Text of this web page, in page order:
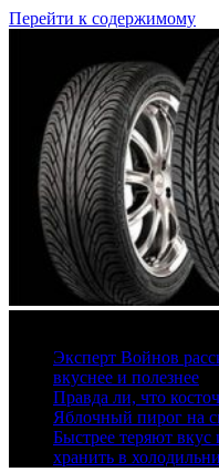
Перейти к содержимому
Эксперт Войнов
вкуснее и полезнее
Правда ли, что
Яблочный пирог на
Быстрее теряют вкус
хранить в